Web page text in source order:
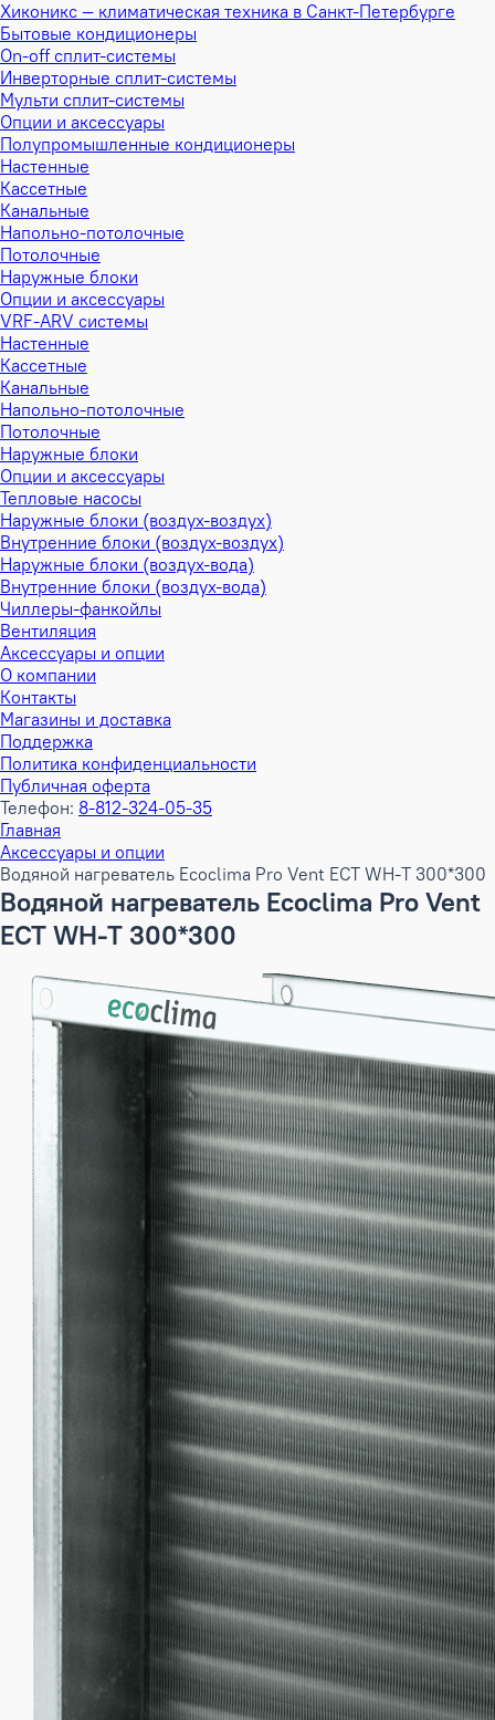
Хиконикс — климатическая техника в Санкт-Петербурге
Бытовые кондиционеры
On-off сплит-системы
Инверторные сплит-системы
Мульти сплит-системы
Опции и аксессуары
Полупромышленные кондиционеры
Настенные
Кассетные
Канальные
Напольно-потолочные
Потолочные
Наружные блоки
Опции и аксессуары
VRF-ARV системы
Настенные
Кассетные
Канальные
Напольно-потолочные
Потолочные
Наружные блоки
Опции и аксессуары
Тепловые насосы
Наружные блоки (воздух-воздух)
Внутренние блоки (воздух-воздух)
Наружные блоки (воздух-вода)
Внутренние блоки (воздух-вода)
Чиллеры-фанкойлы
Вентиляция
Аксессуары и опции
О компании
Контакты
Магазины и доставка
Поддержка
Политика конфиденциальности
Публичная оферта
Телефон: 8-812-324-05-35
Главная
Аксессуары и опции
Водяной нагреватель Ecoclima Pro Vent ECT WH-T 300*300
Водяной нагреватель Ecoclima Pro Vent
ECT WH-T 300*300